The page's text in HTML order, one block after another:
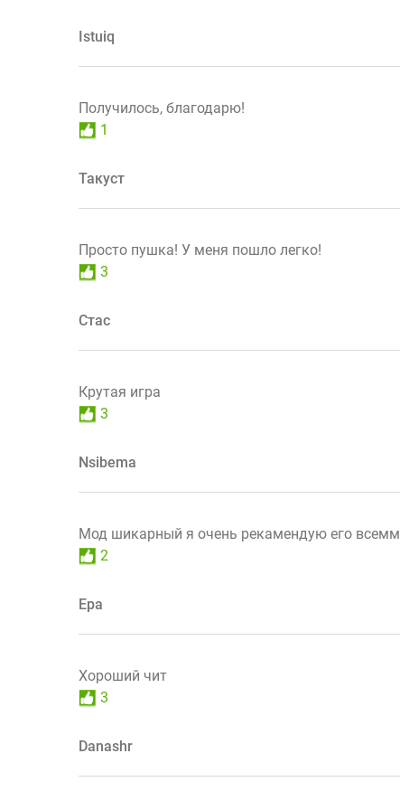
Istuiq
Получилось, благодарю!
1
Такуст
Просто пушка! У меня пошло легко!
3
Стас
Крутая игра
3
Nsibema
Мод шикарный я очень рекамендую его всемм
2
Ера
Хороший чит
3
Danashr